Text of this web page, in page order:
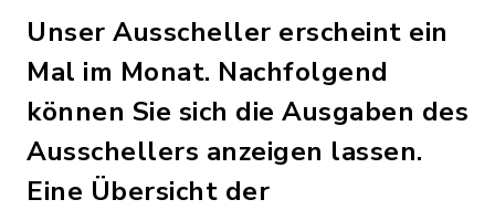
Unser Ausscheller erscheint ein
Mal im Monat. Nachfolgend
können Sie sich die Ausgaben des
Ausschellers anzeigen lassen.
Eine Übersicht der